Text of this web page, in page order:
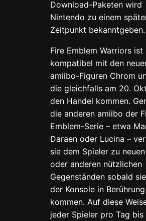
Download-Paketen wird
Nintendo zu einem
Zeitpunkt bekanntgeben.
Fire Emblem Warriors ist
kompatibel mit den
amiibo-Figuren Chrom
die gleichfalls am 20.
den Handel kommen.
die anderen amiibo der
Emblem-Serie – etwa
Daraen oder Lucina –
sie dem Spieler zu
oder anderen nützlichen
Gegenständen sobald
der Konsole in Berührung
kommen. Auf diese
jeder Spieler pro Tag